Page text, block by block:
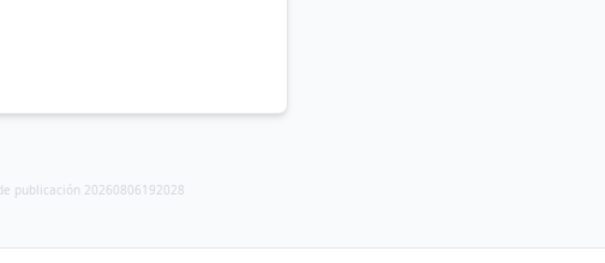
publicación 20260806192028